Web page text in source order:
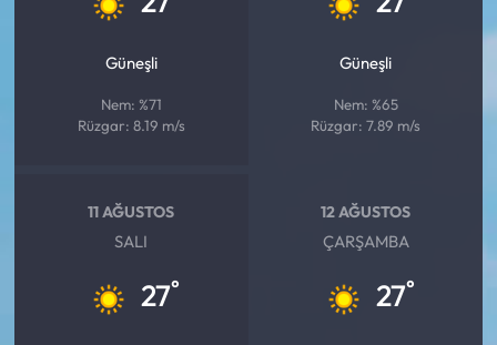
Güneşli
Nem: %71
Rüzgar: 8.19 m/s
Güneşli
Nem: %65
Rüzgar: 7.89 m/s
11 AĞUSTOS
SALI
27°
12 AĞUSTOS
ÇARŞAMBA
27°